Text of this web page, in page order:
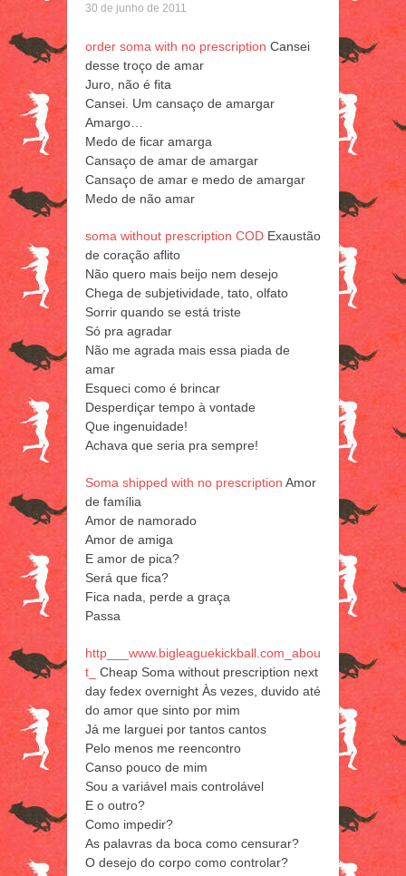
30 de junho de 2011
order soma with no prescription Cansei
desse troço de amar
Juro, não é fita
Cansei. Um cansaço de amargar
Amargo…
Medo de ficar amarga
Cansaço de amar de amargar
Cansaço de amar e medo de amargar
Medo de não amar
soma without prescription COD Exaustão
de coração aflito
Não quero mais beijo nem desejo
Chega de subjetividade, tato, olfato
Sorrir quando se está triste
Só pra agradar
Não me agrada mais essa piada de
amar
Esqueci como é brincar
Desperdiçar tempo à vontade
Que ingenuidade!
Achava que seria pra sempre!
Soma shipped with no prescription Amor
de família
Amor de namorado
Amor de amiga
E amor de pica?
Será que fica?
Fica nada, perde a graça
Passa
http___www.bigleaguekickball.com_abou
t_
Cheap Soma without prescription next
day fedex overnight Às vezes, duvido até
do amor que sinto por mim
Já me larguei por tantos cantos
Pelo menos me reencontro
Canso pouco de mim
Sou a variável mais controlável
E o outro?
Como impedir?
As palavras da boca como censurar?
O desejo do corpo como controlar?